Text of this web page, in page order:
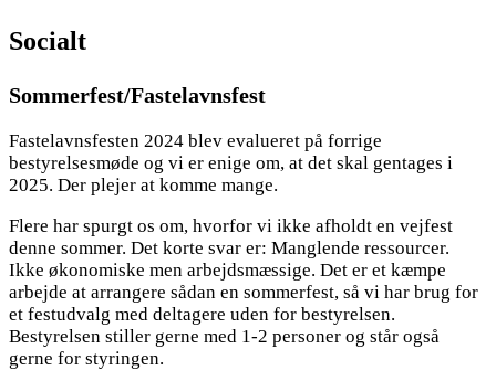
Socialt
Sommerfest/Fastelavnsfest
Fastelavnsfesten 2024 blev evalueret på forrige
bestyrelsesmøde og vi er enige om, at det skal gentages i
2025. Der plejer at komme mange.
Flere har spurgt os om, hvorfor vi ikke afholdt en vejfest
denne sommer. Det korte svar er: Manglende ressourcer.
Ikke økonomiske men arbejdsmæssige. Det er et kæmpe
arbejde at arrangere sådan en sommerfest, så vi har brug for
et festudvalg med deltagere uden for bestyrelsen.
Bestyrelsen stiller gerne med 1-2 personer og står også
gerne for styringen.